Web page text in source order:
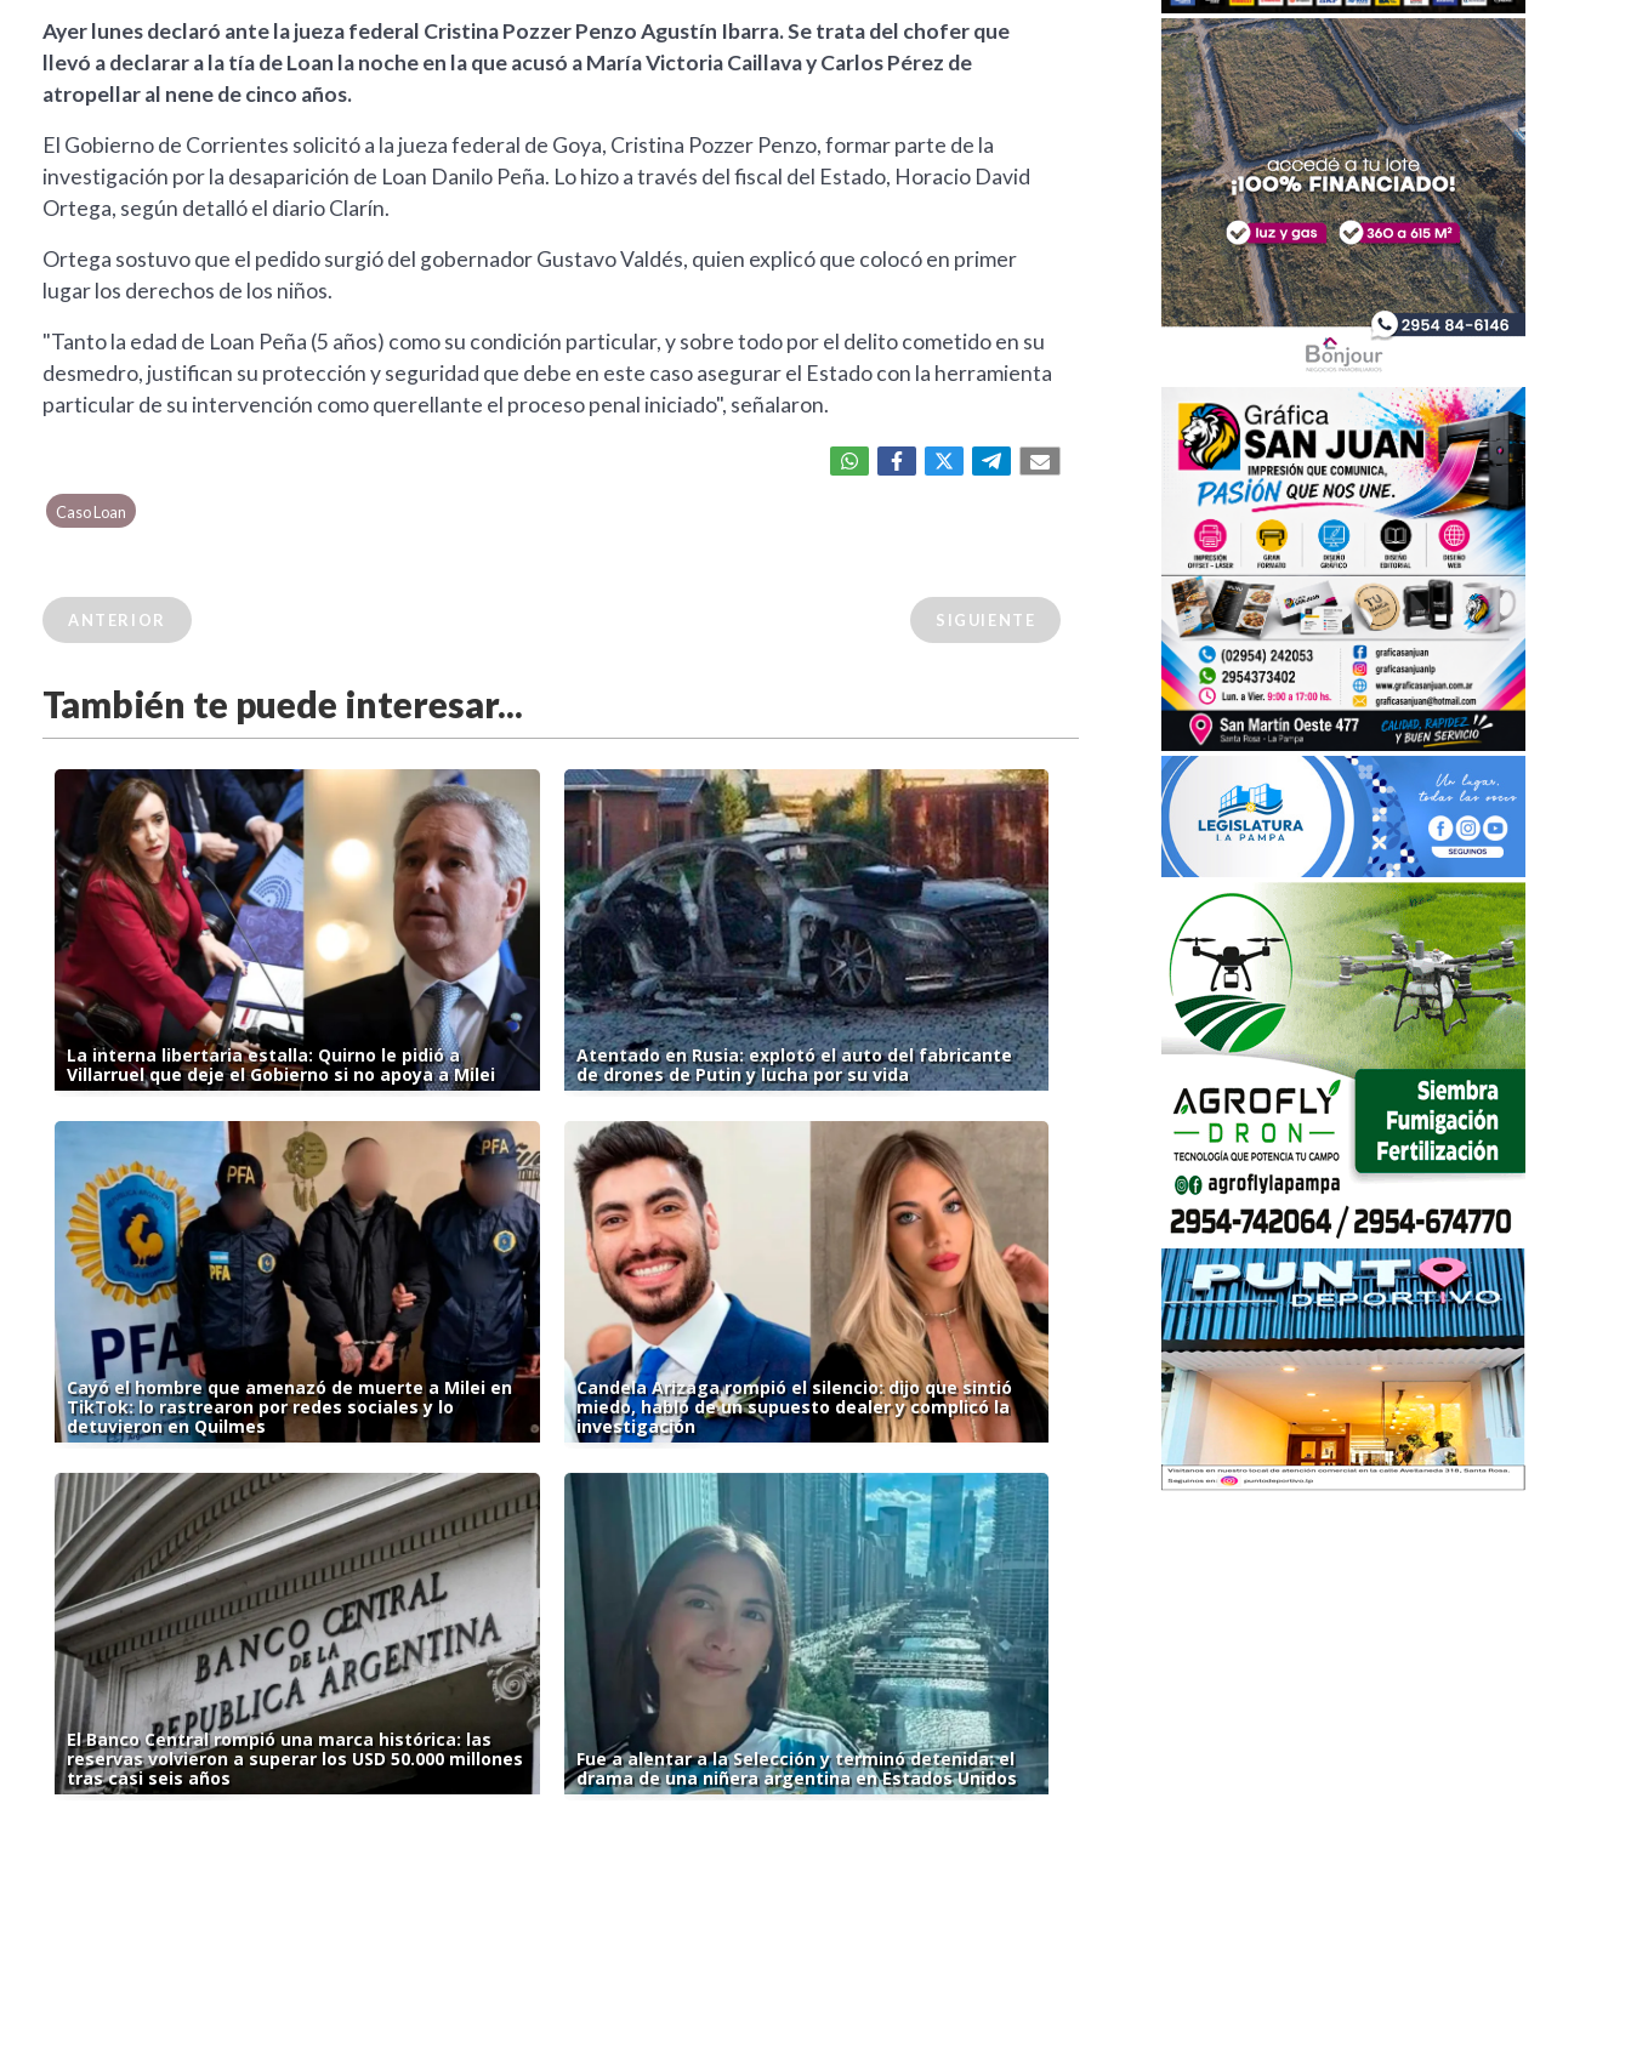
Ayer lunes declaró ante la jueza federal Cristina Pozzer Penzo Agustín Ibarra. Se trata del chofer que
llevó a declarar a la tía de Loan la noche en la que acusó a María Victoria Caillava y Carlos Pérez de
atropellar al nene de cinco años.
El Gobierno de Corrientes solicitó a la jueza federal de Goya, Cristina Pozzer Penzo, formar parte de la
investigación por la desaparición de Loan Danilo Peña. Lo hizo a través del fiscal del Estado, Horacio David
Ortega, según detalló el diario Clarín.
Ortega sostuvo que el pedido surgió del gobernador Gustavo Valdés, quien explicó que colocó en primer
lugar los derechos de los niños.
"Tanto la edad de Loan Peña (5 años) como su condición particular, y sobre todo por el delito cometido en su
desmedro, justifican su protección y seguridad que debe en este caso asegurar el Estado con la herramienta
particular de su intervención como querellante el proceso penal iniciado", señalaron.
Caso Loan
ANTERIOR SIGUIENTE
También te puede interesar...
La interna libertaria estalla: Quirno le pidió a
Villarruel que deje el Gobierno si no apoya a Milei
Atentado en Rusia: explotó el auto del fabricante
de drones de Putin y lucha por su vida
Cayó el hombre que amenazó de muerte a Milei en
TikTok: lo rastrearon por redes sociales y lo
detuvieron en Quilmes
Candela Arizaga rompió el silencio: dijo que sintió
miedo, habló de un supuesto dealer y complicó la
investigación
El Banco Central rompió una marca histórica: las
reservas volvieron a superar los USD 50.000 millones
tras casi seis años
Fue a alentar a la Selección y terminó detenida: el
drama de una niñera argentina en Estados Unidos